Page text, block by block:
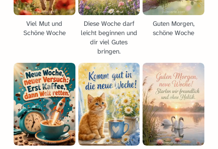
Viel Mut und
Schöne Woche
Diese Woche darf
leicht beginnen und
dir viel Gutes
bringen.
Guten Morgen,
schöne Woche